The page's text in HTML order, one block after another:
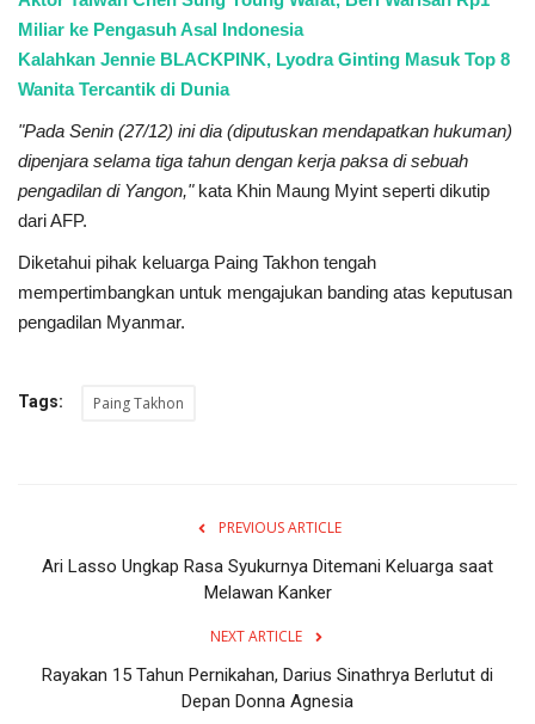
Miliar ke Pengasuh Asal Indonesia
Kalahkan Jennie BLACKPINK, Lyodra Ginting Masuk Top 8
Wanita Tercantik di Dunia
"Pada Senin (27/12) ini dia (diputuskan mendapatkan hukuman)
dipenjara selama tiga tahun dengan kerja paksa di sebuah
pengadilan di Yangon,"kata Khin Maung Myint seperti dikutip
dari AFP.
Diketahui pihak keluarga Paing Takhon tengah
mempertimbangkan untuk mengajukan banding atas keputusan
pengadilan Myanmar.
Tags: Paing Takhon
PREVIOUS ARTICLE
Ari Lasso Ungkap Rasa Syukurnya Ditemani Keluarga saat
Melawan Kanker
NEXT ARTICLE
Rayakan 15 Tahun Pernikahan, Darius Sinathrya Berlutut di
Depan Donna Agnesia